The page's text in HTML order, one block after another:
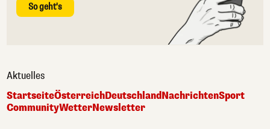
So geht's
Aktuelles
StartseiteÖsterreichDeutschlandNachrichtenSport
CommunityWetterNewsletter